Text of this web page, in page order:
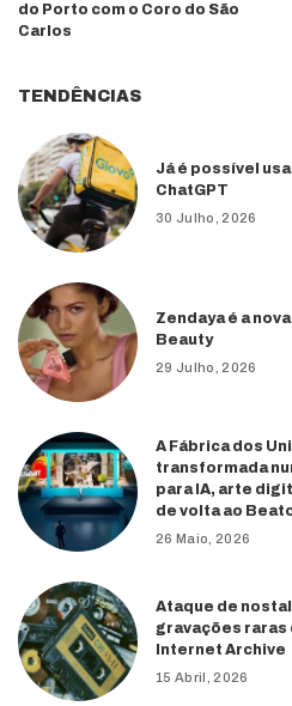
do Porto com o Coro do São
Carlos
TENDÊNCIAS
Já é possível
ChatGPT
30 Julho, 2026
Zendaya é a
Beauty
29 Julho, 2026
A Fábrica dos
transformada
para IA, arte
de volta ao
26 Maio, 2026
Ataque de
gravações raras
Internet Archive
15 Abril, 2026